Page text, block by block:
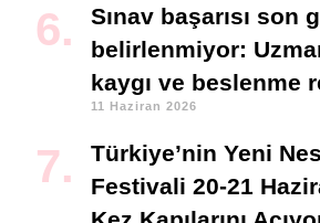
Sınav başarısı son
belirlenmiyor:
kaygı ve beslenme
11 Haziran 2026
Türkiye’nin Yeni
Festivali 20-21